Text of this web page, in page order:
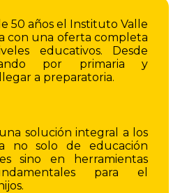
50 años el Instituto Valle
con una oferta completa
educativos. Desde
por primaria y
a preparatoria.
solución integral a los
no solo de educación
sino en herramientas
para el